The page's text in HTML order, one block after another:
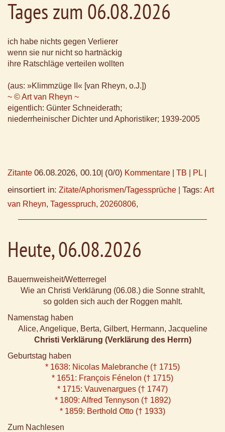
Tages zum 06.08.2026
ich habe nichts gegen Verlierer
wenn sie nur nicht so hartnäckig
ihre Ratschläge verteilen wollten
(aus: »Klimmzüge II« [van Rheyn, o.J.])
~ © Art van Rheyn ~
eigentlich: Günter Schneiderath;
niederrheinischer Dichter und Aphoristiker; 1939-2005
Zitante 06.08.2026, 00.10 (0/0) Kommentare TB PL
einsortiert in: Zitate/Aphorismen/Tagessprüche Tags: Art
van Rheyn, Tagesspruch, 20260806,
Heute, 06.08.2026
Bauernweisheit/Wetterregel
Wie an Christi Verklärung (06.08.) die Sonne strahlt,
so golden sich auch der Roggen mahlt.
Namenstag haben
Alice, Angelique, Berta, Gilbert, Hermann, Jacqueline
Christi Verklärung (Verklärung des Herrn)
Geburtstag haben
* 1638: Nicolas Malebranche († 1715)
* 1651: François Fénelon († 1715)
* 1715: Vauvenargues († 1747)
* 1809: Alfred Tennyson († 1892)
* 1859: Berthold Otto († 1933)
Zum Nachlesen